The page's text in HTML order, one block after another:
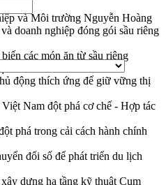
và Môi trường Nguyễn Hoàng
doanh nghiệp đóng gói sầu riêng
các món ăn từ sầu riêng
và xúc tiến đầu tư tỉnh
động thích ứng để giữ vững thị
Nam đột phá cơ chế - Hợp tác
phá trong cải cách hành chính
đổi số để phát triển du lịch
dựng hạ tầng kỹ thuật Cụm